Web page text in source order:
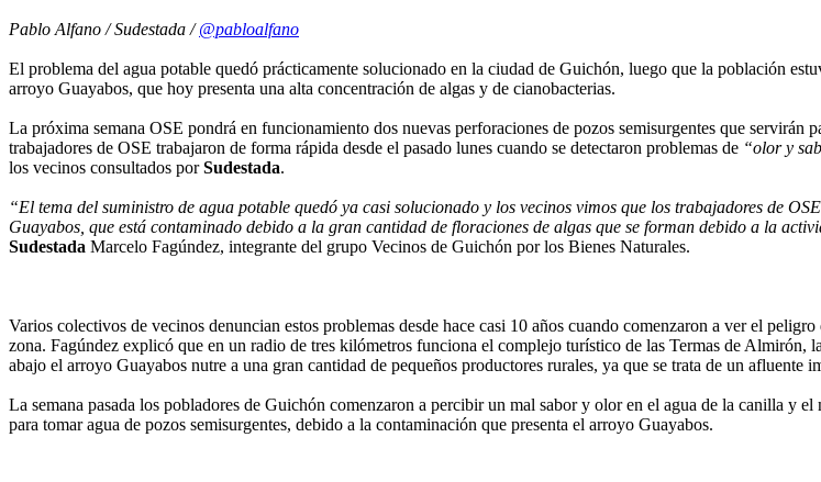
Pablo Alfano / Sudestada /@pabloalfano
El problema del agua potable quedó prácticamente solucionado en la ciudad de Guichón, luego que la población
arroyo Guayabos, que hoy presenta una alta concentración de algas y de cianobacterias.
La próxima semana OSE pondrá en funcionamiento dos nuevas perforaciones de pozos semisurgentes que servirán
trabajadores de OSE trabajaron de forma rápida desde el pasado lunes cuando se detectaron problemas de “olor y
los vecinos consultados porSudestada.
“El tema del suministro de agua potable quedó ya casi solucionado y los vecinos vimos que los trabajadores de
Guayabos, que está contaminado debido a la gran cantidad de floraciones de algas que se forman debido a la
Sudestada Marcelo Fagúndez, integrante del grupo Vecinos de Guichón por los Bienes Naturales.
Varios colectivos de vecinos denuncian estos problemas desde hace casi 10 años cuando comenzaron a ver el
zona. Fagúndez explicó que en un radio de tres kilómetros funciona el complejo turístico de las Termas de Almirón,
abajo el arroyo Guayabos nutre a una gran cantidad de pequeños productores rurales, ya que se trata de un afluente
La semana pasada los pobladores de Guichón comenzaron a percibir un mal sabor y olor en el agua de la canilla y
para tomar agua de pozos semisurgentes, debido a la contaminación que presenta el arroyo Guayabos.